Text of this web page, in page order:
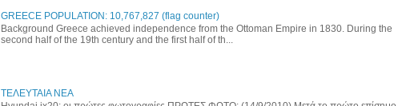
GREECE POPULATION: 10,767,827 (flag counter)
Background Greece achieved independence from the Ottoman Empire in 1830. During the
second half of the 19th century and the first half of th...
ΤΕΛΕΥΤΑΙΑ ΝΕΑ